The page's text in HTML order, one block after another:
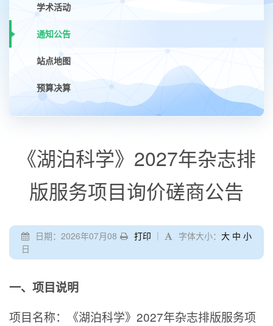
学术活动
通知公告
站点地图
预算决算
《湖泊科学》2027年杂志排
版服务项目询价磋商公告
打印 ｜ 字体大小： 大 中 小
日期：2026年07月08
日
一、项目说明
项目名称：《湖泊科学》2027年杂志排版服务项